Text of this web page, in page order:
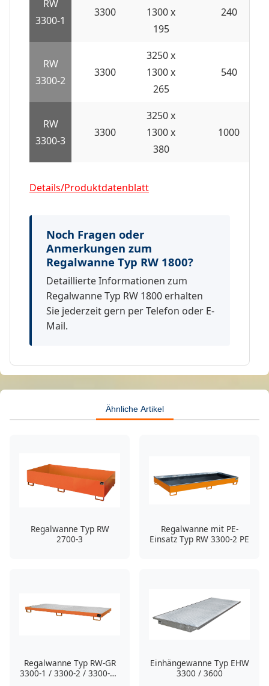
RW
3300-1
3300
1300 x
195
240
RW
3300-2
3300
3250 x
1300 x
265
540
RW
3300-3
3300
3250 x
1300 x
380
1000
Details/Produktdatenblatt
Noch Fragen oder
Anmerkungen zum
Regalwanne Typ RW 1800?
Detaillierte Informationen zum
Regalwanne Typ RW 1800 erhalten
Sie jederzeit gern per Telefon oder E-
Mail.
Ähnliche Artikel
Regalwanne Typ RW
2700-3
Regalwanne mit PE-
Einsatz Typ RW 3300-2 PE
Regalwanne Typ RW-GR
3300-1 / 3300-2 / 3300-3 /
Einhängewanne Typ EHW
3300 / 3600